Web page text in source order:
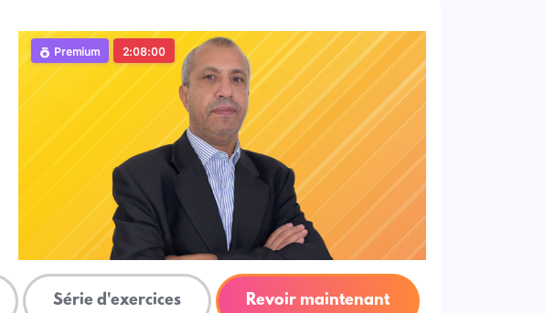
Premium 2:08:00
Série d'exercices Revoir maintenant